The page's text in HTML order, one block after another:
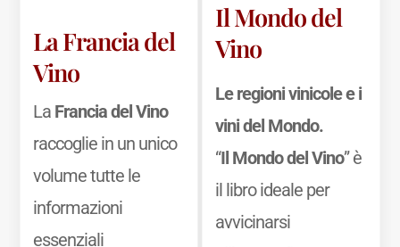
La Francia del
Vino
La Francia del Vino
raccoglie in un unico
volume tutte le
informazioni
essenziali
Il Mondo del
Vino
Le regioni vinicole e i
vini del Mondo.
“Il Mondo del Vino” è
il libro ideale per
avvicinarsi